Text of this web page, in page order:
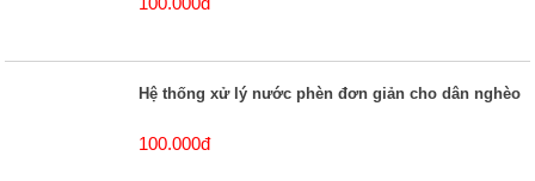
Hệ thống xử lý nước phèn đơn giản cho dân nghèo
100.000đ